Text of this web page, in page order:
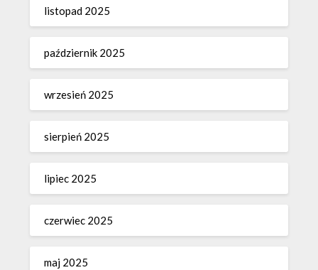
listopad 2025
październik 2025
wrzesień 2025
sierpień 2025
lipiec 2025
czerwiec 2025
maj 2025